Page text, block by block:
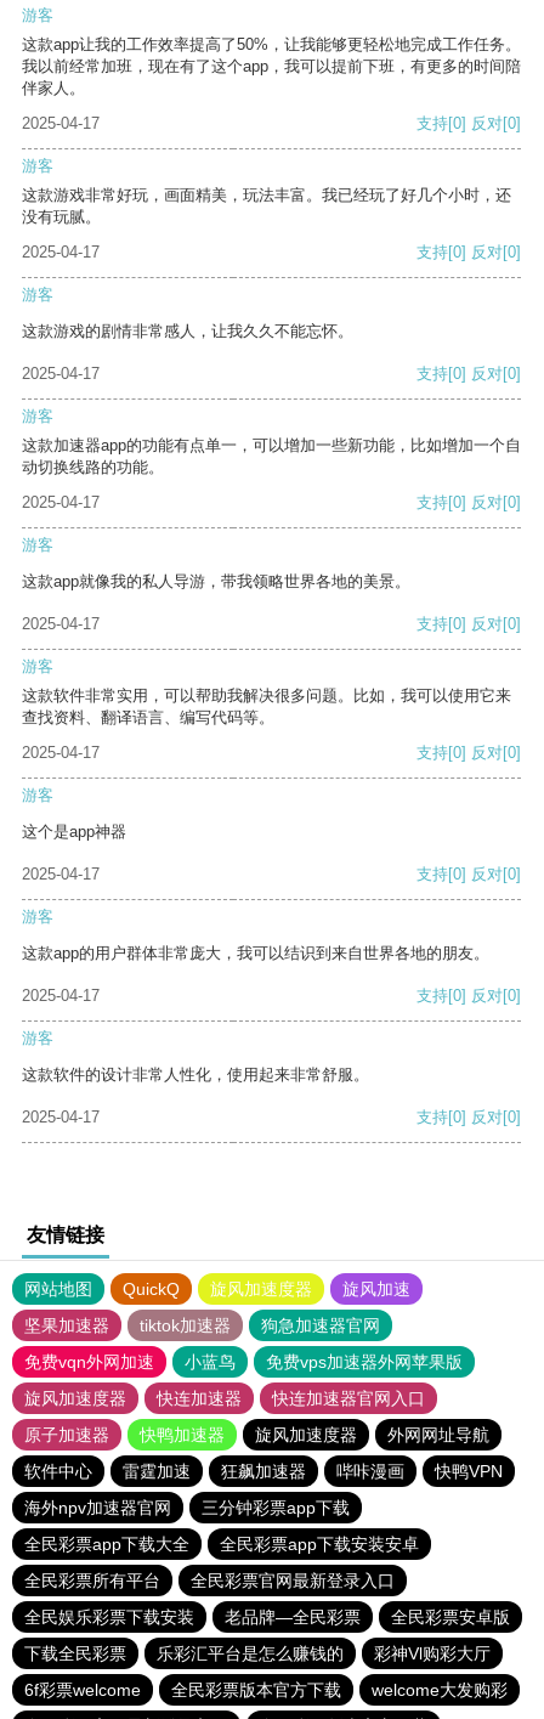
游客
这款app让我的工作效率提高了50%，让我能够更轻松地完成工作任务。
我以前经常加班，现在有了这个app，我可以提前下班，有更多的时间陪
伴家人。
2025-04-17
支持[0] 反对[0]
游客
这款游戏非常好玩，画面精美，玩法丰富。我已经玩了好几个小时，还
没有玩腻。
2025-04-17
支持[0] 反对[0]
游客
这款游戏的剧情非常感人，让我久久不能忘怀。
2025-04-17 支持[0] 反对[0]
游客
这款加速器app的功能有点单一，可以增加一些新功能，比如增加一个自
动切换线路的功能。
2025-04-17
支持[0] 反对[0]
游客
这款app就像我的私人导游，带我领略世界各地的美景。
2025-04-17 支持[0] 反对[0]
游客
这款软件非常实用，可以帮助我解决很多问题。比如，我可以使用它来
查找资料、翻译语言、编写代码等。
2025-04-17
支持[0] 反对[0]
游客
这个是app神器
2025-04-17 支持[0] 反对[0]
游客
这款app的用户群体非常庞大，我可以结识到来自世界各地的朋友。
2025-04-17 支持[0] 反对[0]
游客
这款软件的设计非常人性化，使用起来非常舒服。
2025-04-17 支持[0] 反对[0]
友情链接
网站地图 QuickQ 旋风加速度器
旋风加速
坚果加速器
tiktok加速器
狗急加速器官网
免费vqn外网加速
小蓝鸟
免费vps加速器外网苹果版
旋风加速度器
快连加速器
快连加速器官网入口
原子加速器
快鸭加速器 旋风加速度器
外网网址导航
软件中心
雷霆加速 狂飙加速器 哔咔漫画
快鸭VPN
海外npv加速器官网
三分钟彩票app下载
全民彩票app下载大全
全民彩票app下载安装安卓
全民彩票所有平台
全民彩票官网最新登录入口
全民娱乐彩票下载安装
老品牌—全民彩票
全民彩票安卓版
下载全民彩票
乐彩汇平台是怎么赚钱的
彩神Vl购彩大厅
6f彩票welcome
全民彩票版本官方下载
welcome大发购彩